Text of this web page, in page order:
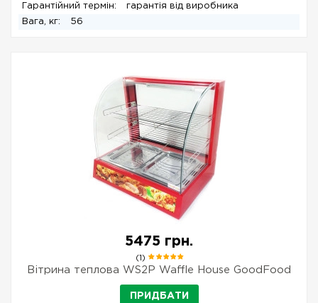
Гарантійний термін:
гарантія від виробника
Вага, кг:
56
5475 грн.
(1)
Вітрина теплова WS2P Waffle House GoodFood
ПРИДБАТИ